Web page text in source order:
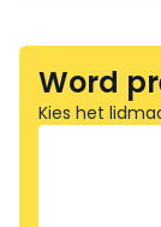
Word
Kies het